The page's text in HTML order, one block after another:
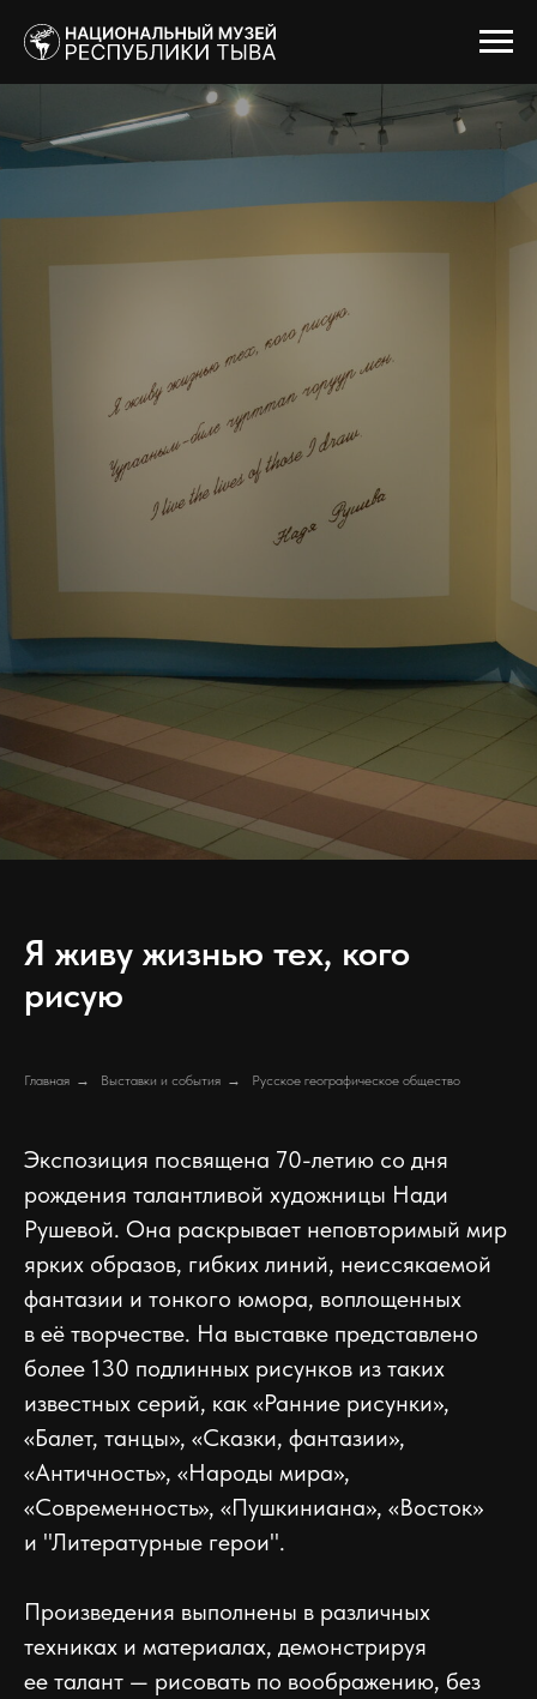
Я живу жизнью тех, кого
рисую
Главная → Выставки и события → Русское географическое общество
Экспозиция посвящена 70-летию со дня
рождения талантливой художницы Нади
Рушевой. Она раскрывает неповторимый мир
ярких образов, гибких линий, неиссякаемой
фантазии и тонкого юмора, воплощенных
в её творчестве. На выставке представлено
более 130 подлинных рисунков из таких
известных серий, как «Ранние рисунки»,
«Балет, танцы», «Сказки, фантазии»,
«Античность», «Народы мира»,
«Современность», «Пушкиниана», «Восток»
и "Литературные герои".
Произведения выполнены в различных
техниках и материалах, демонстрируя
ее талант — рисовать по воображению, без